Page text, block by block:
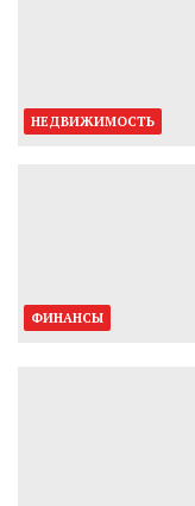
НЕДВИЖИМОСТЬ
ФИНАНСЫ